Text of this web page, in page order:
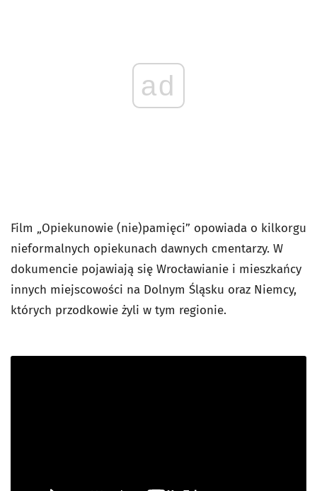
ad
Film „Opiekunowie (nie)pamięci” opowiada o kilkorgu
nieformalnych opiekunach dawnych cmentarzy. W
dokumencie pojawiają się Wrocławianie i mieszkańcy
innych miejscowości na Dolnym Śląsku oraz Niemcy,
których przodkowie żyli w tym regionie.